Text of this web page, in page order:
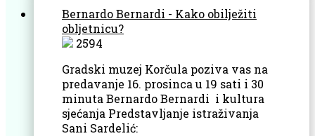
Bernardo Bernardi - Kako obilježiti
obljetnicu?
2594
Gradski muzej Korčula poziva vas na
predavanje 16. prosinca u 19 sati i 30
minuta Bernardo Bernardi i kultura
sjećanja Predstavljanje istraživanja
Sani Sardelić: